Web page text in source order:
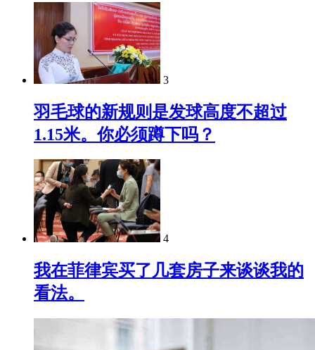
3
羽毛球的新规则是发球高度不超过
1.15米。你必须蹲下吗？
4
我在菲律宾买了几套房子来谈谈我的
看法。